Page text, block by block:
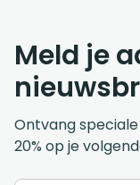
Meld je
Ontvang
20% op je